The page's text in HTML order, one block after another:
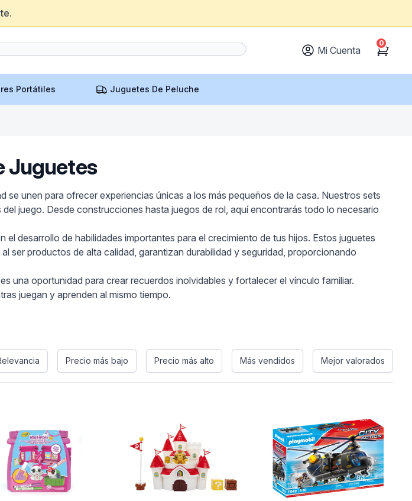
Mi Cuenta Cart
0
Portátiles Juguetes De Peluche
Juguetes
unen para ofrecer experiencias únicas a los más pequeños de la casa. Nuestros sets
juego. Desde construcciones hasta juegos de rol, aquí encontrarás todo lo necesario
desarrollo de habilidades importantes para el crecimiento de tus hijos. Estos juguetes
ser productos de alta calidad, garantizan durabilidad y seguridad, proporcionando
una oportunidad para crear recuerdos inolvidables y fortalecer el vínculo familiar.
juegan y aprenden al mismo tiempo.
Precio más bajo Precio más alto Más vendidos Mejor valorados